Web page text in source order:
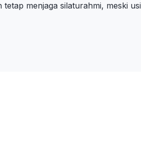
menjaga silaturahmi, meski